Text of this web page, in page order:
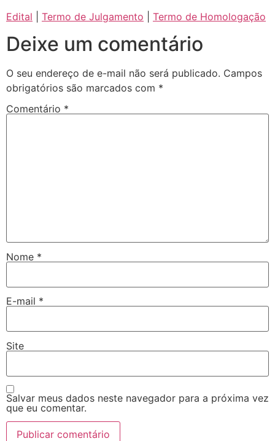
Edital Termo de Julgamento Termo de Homologação
Deixe um comentário
O seu endereço de e-mail não será publicado. Campos
obrigatórios são marcados com *
Comentário *
Nome *
E-mail *
Site
Salvar meus dados neste navegador para a próxima vez
que eu comentar.